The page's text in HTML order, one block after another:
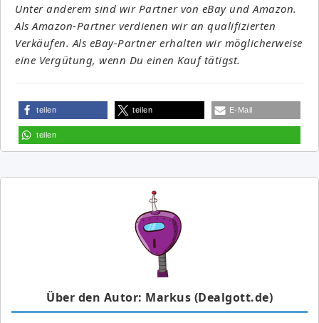
Unter anderem sind wir Partner von eBay und Amazon.
Als Amazon-Partner verdienen wir an qualifizierten
Verkäufen. Als eBay-Partner erhalten wir möglicherweise
eine Vergütung, wenn Du einen Kauf tätigst.
teilen teilen E-Mail
teilen
Über den Autor: Markus (Dealgott.de)